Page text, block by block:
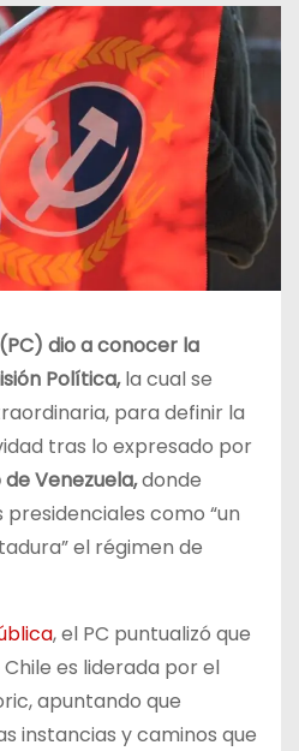
dio a conocer la
Política,la cual se
para definir la
tras lo expresado por
Venezuela,donde
como “un
el régimen de
, el PC puntualizó que
es liderada por el
apuntando que
instancias y caminos que